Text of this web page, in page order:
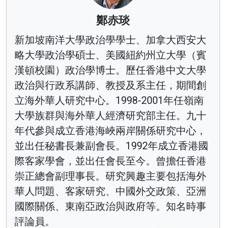
鄭赤琰
新加坡南洋大學政治學學士、加拿大西安大
略大學政治學碩士、美國紐約州立大學（賓
漢頓校園）政治學博士。歷任香港中文大學
政治與行政系講師、教授及系主任，期間創
立海外華人研究中心。1998-2001年任嶺南
大學族群與海外華人經濟研究部主任。九十
年代參與成立香港海峽兩岸關係研究中心，
並出任秘書長兼副會長。1992年成立香港國
際客家學會，並出任會長至今。曾擔任香港
崇正總會副理事長。研究興趣主要包括海外
華人問題、客家研究、中國外交政策、亞洲
國際關係、東南亞政治與政府等。知名時事
評論員。